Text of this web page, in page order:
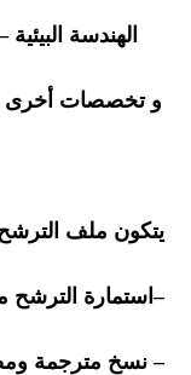
الهندسة البيئية
و تخصصات أخرى
يتكون ملف الترشح
–استمارة الترشح
–نسخ مترجمة